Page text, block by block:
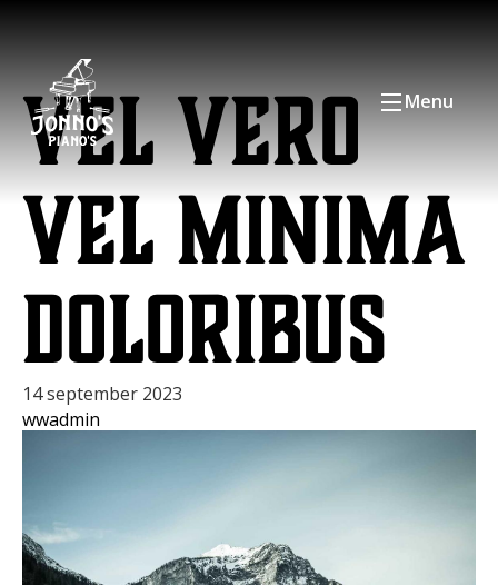
Menu
Vel vero
vel minima
doloribus
14 september 2023
wwadmin